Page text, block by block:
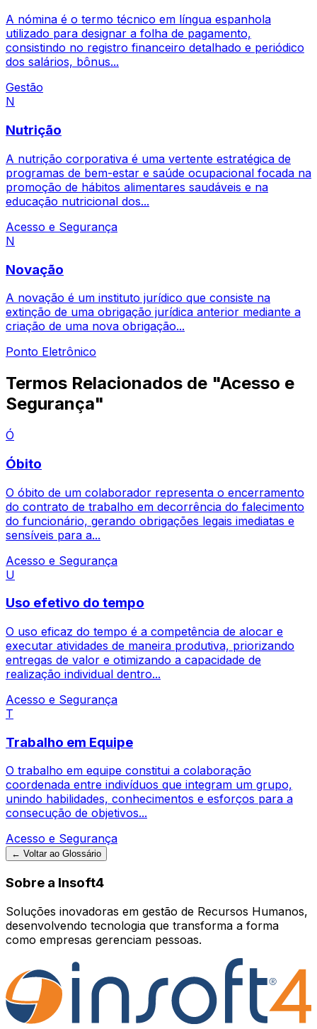
A nómina é o termo técnico em língua espanhola
utilizado para designar a folha de pagamento,
consistindo no registro financeiro detalhado e periódico
dos salários, bônus...
Gestão
N
Nutrição
A nutrição corporativa é uma vertente estratégica de
programas de bem-estar e saúde ocupacional focada na
promoção de hábitos alimentares saudáveis e na
educação nutricional dos...
Acesso e Segurança
N
Novação
A novação é um instituto jurídico que consiste na
extinção de uma obrigação jurídica anterior mediante a
criação de uma nova obrigação...
Ponto Eletrônico
Termos Relacionados de "Acesso e
Segurança"
Ó
Óbito
O óbito de um colaborador representa o encerramento
do contrato de trabalho em decorrência do falecimento
do funcionário, gerando obrigações legais imediatas e
sensíveis para a...
Acesso e Segurança
U
Uso efetivo do tempo
O uso eficaz do tempo é a competência de alocar e
executar atividades de maneira produtiva, priorizando
entregas de valor e otimizando a capacidade de
realização individual dentro...
Acesso e Segurança
T
Trabalho em Equipe
O trabalho em equipe constitui a colaboração
coordenada entre indivíduos que integram um grupo,
unindo habilidades, conhecimentos e esforços para a
consecução de objetivos...
Acesso e Segurança
← Voltar ao Glossário
Sobre a Insoft4
Soluções inovadoras em gestão de Recursos Humanos,
desenvolvendo tecnologia que transforma a forma
como empresas gerenciam pessoas.